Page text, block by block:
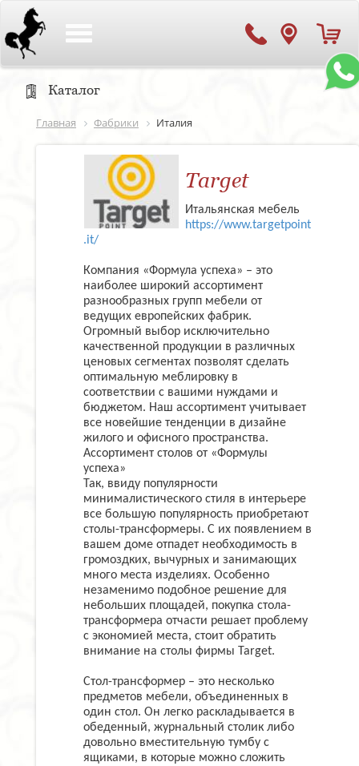
Каталог
Главная Фабрики Италия
Target
Итальянская мебель
https://www.targetpoint
.it/
Компания «Формула успеха» – это
наиболее широкий ассортимент
разнообразных групп мебели от
ведущих европейских фабрик.
Огромный выбор исключительно
качественной продукции в различных
ценовых сегментах позволят сделать
оптимальную меблировку в
соответствии с вашими нуждами и
бюджетом. Наш ассортимент учитывает
все новейшие тенденции в дизайне
жилого и офисного пространства.
Ассортимент столов от «Формулы
успеха»
Так, ввиду популярности
минималистического стиля в интерьере
все большую популярность приобретают
столы-трансформеры. С их появлением в
вашем доме отпадет необходимость в
громоздких, вычурных и занимающих
много места изделиях. Особенно
незаменимо подобное решение для
небольших площадей, покупка стола-
трансформера отчасти решает проблему
с экономией места, стоит обратить
внимание на столы фирмы Target.
Стол-трансформер – это несколько
предметов мебели, объединенных в
один стол. Он легко раскладывается в
обеденный, журнальный столик либо
довольно вместительную тумбу с
ящиками, в которые можно сложить